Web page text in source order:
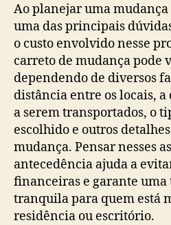
Ao planejar uma mudança
uma das principais
o custo envolvido nesse
carreto de mudança pode
dependendo de diversos
distância entre os locais,
a serem transportados, o
escolhido e outros
mudança. Pensar nesses
antecedência ajuda a
financeiras e garante uma
tranquila para quem está
residência ou escritório.